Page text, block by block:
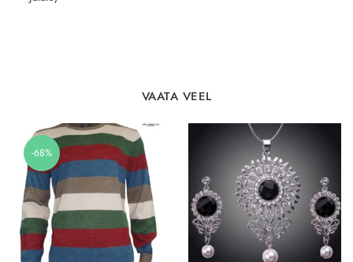
VAATA VEEL
-68%